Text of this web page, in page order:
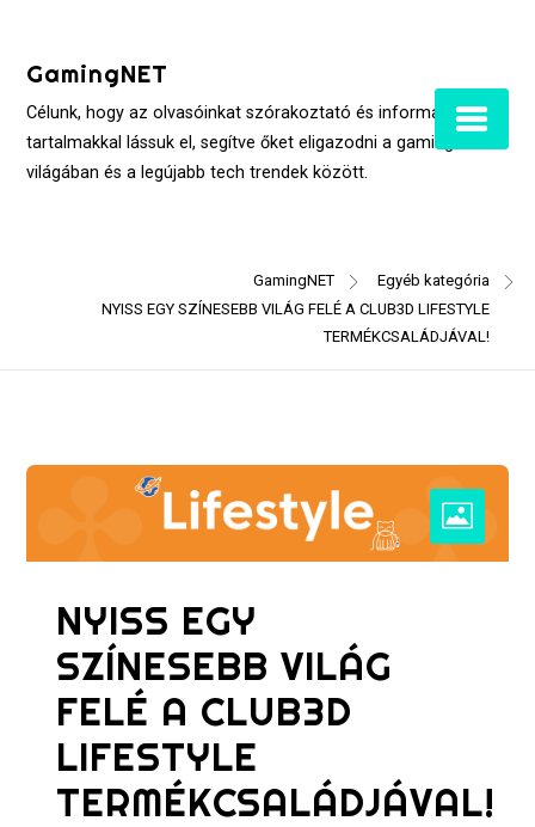
contentGamingNET
Célunk, hogy az olvasóinkat szórakoztató és informatív
tartalmakkal lássuk el, segítve őket eligazodni a gaming
világában és a legújabb tech trendek között.
GamingNET
Egyéb kategória
NYISS EGY SZÍNESEBB VILÁG FELÉ A CLUB3D LIFESTYLE
TERMÉKCSALÁDJÁVAL!
NYISS EGY
SZÍNESEBB VILÁG
FELÉ A CLUB3D
LIFESTYLE
TERMÉKCSALÁDJÁVAL!